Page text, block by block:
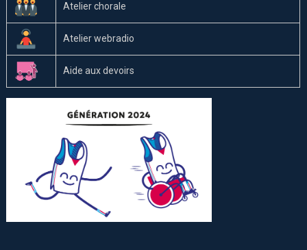
Atelier chorale
Atelier webradio
Aide aux devoirs